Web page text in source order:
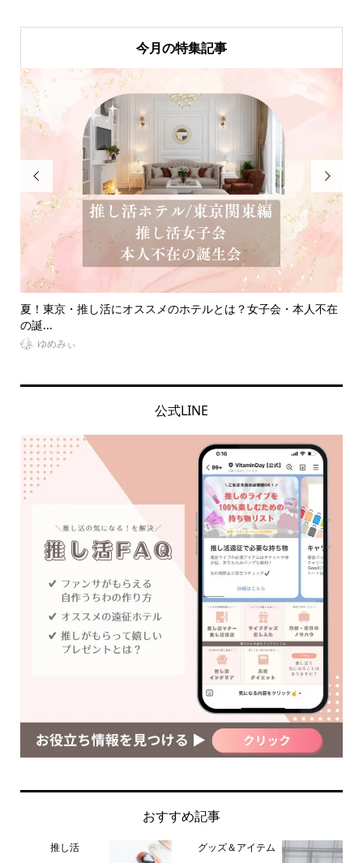
今月の特集記事

推し活ネイルで指先に推しへの愛を表現！自宅で出来るセルフ
ネイ...
VitaminDay編集部

公式LINE
おすすめ記事
推し活 グッズ＆アイテム